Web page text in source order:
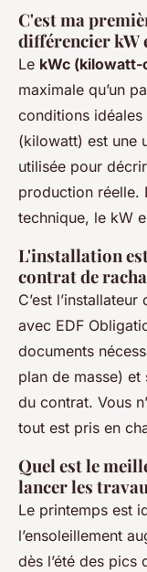
C'est ma
différencier kW
Le kWc (kilowatt-
maximale qu’un
conditions
(kilowatt) est une
utilisée pour
production réelle.
technique, le kW
L'installation
contrat de
C’est
avec EDF
documents
plan de masse) et
du contrat. Vous
tout est pris en
Quel est le
lancer les
Le printemps est
l’ensoleillement
dès l’été des pics